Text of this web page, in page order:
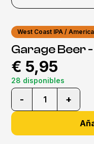
West Coast IPA /
Garage Beer
€ 5,95
28 disponibles
- 1 +